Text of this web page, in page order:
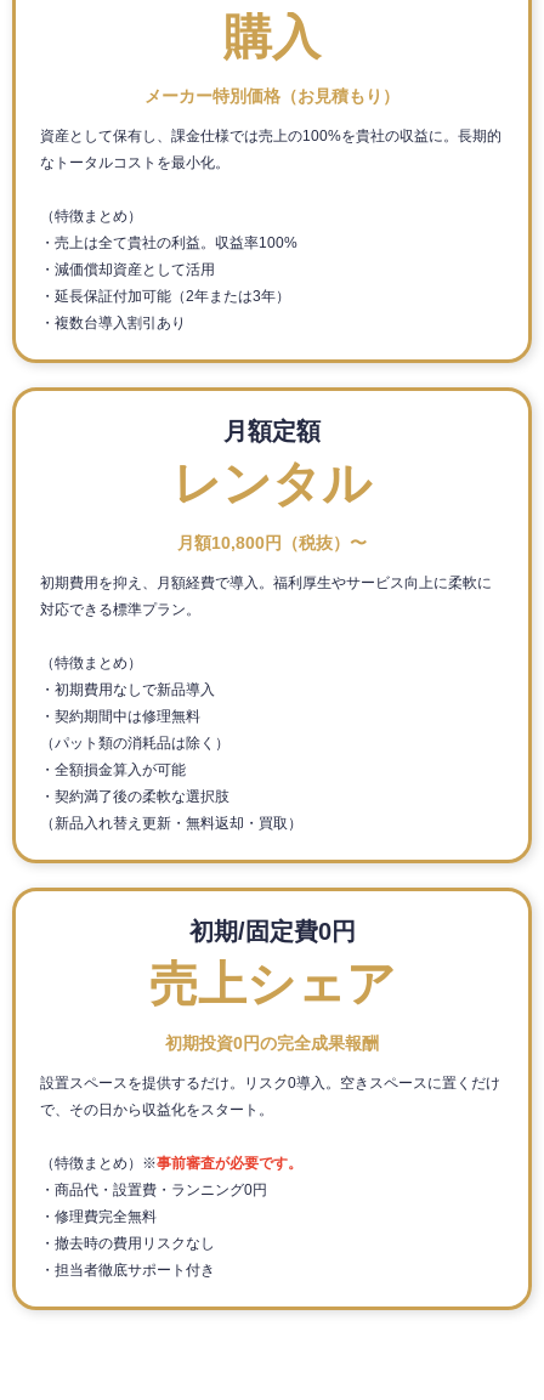
購入
メーカー特別価格（お見積もり）
資産として保有し、課金仕様では売上の100%を貴社の収益に。長期的
なトータルコストを最小化。
（特徴まとめ）
・売上は全て貴社の利益。収益率100%
・減価償却資産として活用
・延長保証付加可能（2年または3年）
・複数台導入割引あり
月額定額
レンタル
月額10,800円（税抜）〜
初期費用を抑え、月額経費で導入。福利厚生やサービス向上に柔軟に
対応できる標準プラン。
（特徴まとめ）
・初期費用なしで新品導入
・契約期間中は修理無料
（パット類の消耗品は除く）
・全額損金算入が可能
・契約満了後の柔軟な選択肢
（新品入れ替え更新・無料返却・買取）
初期/固定費0円
売上シェア
初期投資0円の完全成果報酬
設置スペースを提供するだけ。リスク0導入。空きスペースに置くだけ
で、その日から収益化をスタート。
（特徴まとめ）※事前審査が必要です。
・商品代・設置費・ランニング0円
・修理費完全無料
・撤去時の費用リスクなし
・担当者徹底サポート付き